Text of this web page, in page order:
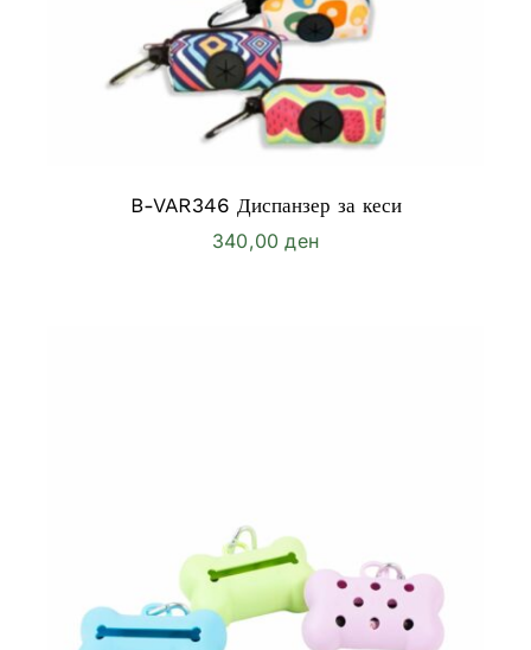
B-VAR346 Диспанзер за кеси
340,00ден